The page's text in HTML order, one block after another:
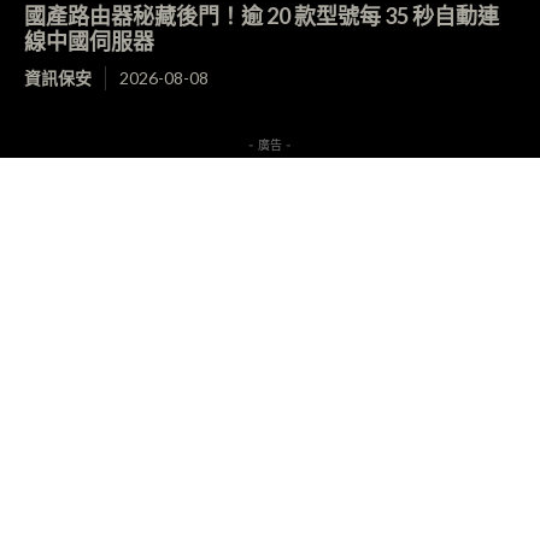
國產路由器秘藏後門！逾 20 款型號每 35 秒自動連
線中國伺服器
資訊保安 2026-08-08
- 廣告 -